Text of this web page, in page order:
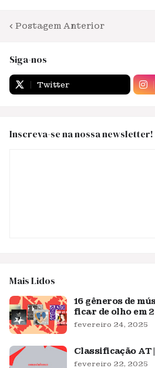
Postagem Anterior
Siga-nos
Twitter
Inscreva-se na nossa newsletter!
Mais Lidos
16 gêneros de
ficar de olho em
fevereiro 24, 2025
Classificação AT
fevereiro 22, 2025